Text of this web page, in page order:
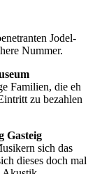
Jodel-
Nummer.
Familien, die eh
zu bezahlen
Gasteig
sich das
dieses doch mal